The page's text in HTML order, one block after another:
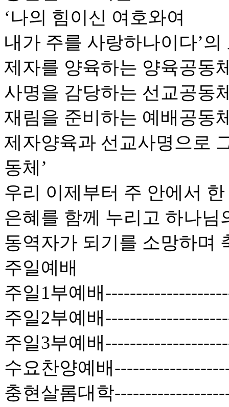
‘나의 힘이신 여호와여
내가 주를 사랑하나이다’의
제자를 양육하는 양육공동
사명을 감당하는 선교공동
재림을 준비하는 예배공동
제자양육과 선교사명으로
동체’
우리 이제부터 주 안에서
은혜를 함께 누리고 하나님
동역자가 되기를 소망하며
주일예배
주일1부예배
주일2부예배
주일3부예배
수요찬양예배
충현살롬대학